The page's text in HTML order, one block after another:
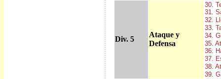
Div. 5
Ataque y
Defensa
30.
31.
32.
33.
34.
35.
36.
37.
38.
39.